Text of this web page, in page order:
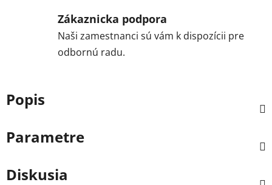
Zákaznicka podpora
Naši zamestnanci sú vám k dispozícii pre
odbornú radu.
Popis
Parametre
Diskusia